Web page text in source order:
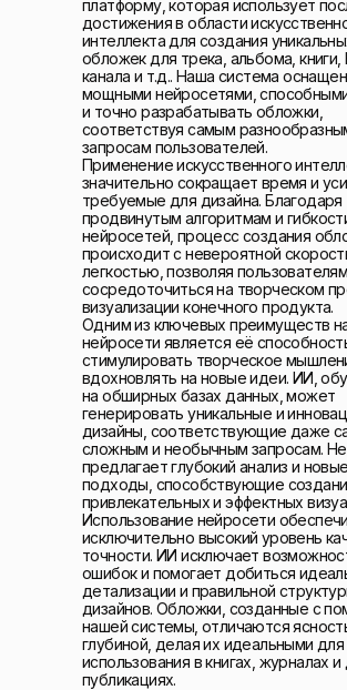
платформу, которая использует
достижения в области
интеллекта для создания
обложек для трека, альбома,
канала и т.д.. Наша система
мощными нейросетями,
и точно разрабатывать обложки,
соответствуя самым
запросам пользователей.
Применение искусственного
значительно сокращает время и
требуемые для дизайна. Благодаря
продвинутым алгоритмам и
нейросетей, процесс создания
происходит с невероятной
легкостью, позволяя пользователям
сосредоточиться на творческом
визуализации конечного продукта.
Одним из ключевых преимуществ
нейросети является её
стимулировать творческое
вдохновлять на новые идеи. ИИ,
на обширных базах данных, может
генерировать уникальные и
дизайны, соответствующие даже
сложным и необычным запросам.
предлагает глубокий анализ и новые
подходы, способствующие
привлекательных и эффектных
Использование нейросети
исключительно высокий уровень
точности. ИИ исключает
ошибок и помогает добиться
детализации и правильной
дизайнов. Обложки, созданные с
нашей системы, отличаются
глубиной, делая их идеальными для
использования в книгах, журналах и
публикациях.